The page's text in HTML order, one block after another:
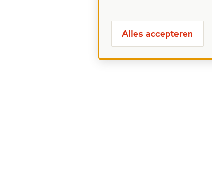
Alles accepteren